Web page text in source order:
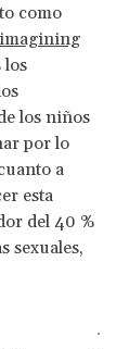
como
los
los niños
por lo
a
esta
del 40 %
sexuales,